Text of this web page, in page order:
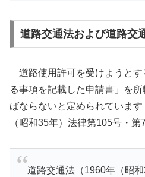
道路交通法および道路交
道路使用許可を受けようとす
る事項を記載した申請書」を
ばならないと定められていま
（昭和35年）法律第105号・第
道路交通法（1960年（昭